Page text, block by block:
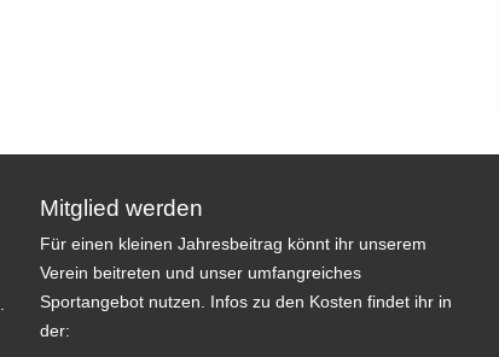
Mitglied werden
Für einen kleinen Jahresbeitrag könnt ihr unserem
Verein beitreten und unser umfangreiches
Sportangebot nutzen. Infos zu den Kosten findet ihr in
der: